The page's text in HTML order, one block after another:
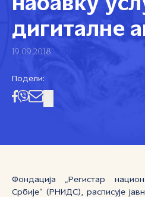
набавку
дигиталне
19.09.2018
Подели:
Фондација „Регистар
Србије“ (РНИДС), расписује